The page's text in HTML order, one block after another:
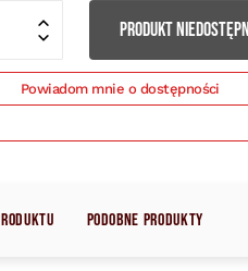
PRODUKT
Powiadom mnie o dostępności
Podobne produkty